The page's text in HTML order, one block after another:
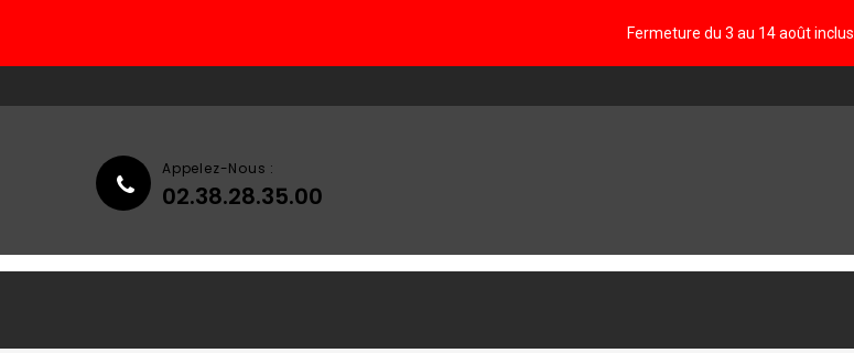
Fermeture du 3 au 14 août inclus
Appelez-Nous :
02.38.28.35.00